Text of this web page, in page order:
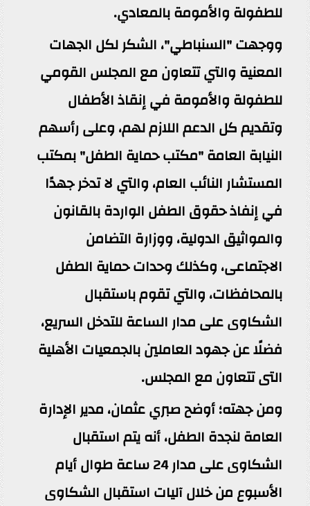
للطفولة والأمومة بالمعادي.
ووجهت "السنباطي"، الشكر لكل الجهات
المعنية والتي تتعاون مع المجلس القومي
للطفولة والأمومة في إنقاذ الأطفال
وتقديم كل الدعم اللازم لهم، وعلى رأسهم
النيابة العامة "مكتب حماية الطفل" بمكتب
المستشار النائب العام، والتي لا تدخر جهدًا
في إنفاذ حقوق الطفل الواردة بالقانون
والمواثيق الدولية، ووزارة التضامن
الاجتماعى، وكذلك وحدات حماية الطفل
بالمحافظات، والتي تقوم باستقبال
الشكاوى على مدار الساعة للتدخل السريع،
فضلًا عن جهود العاملين بالجمعيات الأهلية
التى تتعاون مع المجلس.
ومن جهته؛ أوضح صبري عثمان، مدير الإدارة
العامة لنجدة الطفل، أنه يتم استقبال
الشكاوى على مدار 24 ساعة طوال أيام
الأسبوع من خلال آليات استقبال الشكاوى